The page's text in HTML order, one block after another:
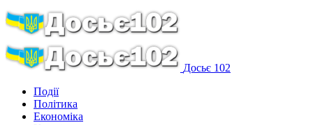
Досьє 102
Події
Політика
Економіка